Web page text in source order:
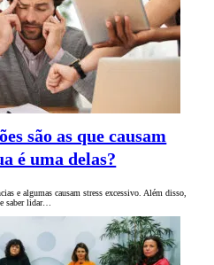
são as que causam
é uma delas?
e algumas causam stress excessivo. Além disso,
saber lidar…